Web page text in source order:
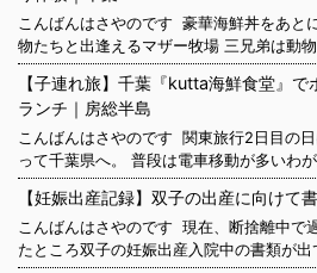
こんばんはさやのです 豪華海鮮丼をあと
物たちと出逢えるマザー牧場 三兄弟は動
【子連れ旅】千葉『kutta海鮮食堂』
ランチ｜房総半島
こんばんはさやのです 関東旅行2日目の
って千葉県へ。 普段は電車移動が多いわ
【妊娠出産記録】双子の出産に向けて
こんばんはさやのです 現在、断捨離中で
たところ双子の妊娠出産入院中の書類が